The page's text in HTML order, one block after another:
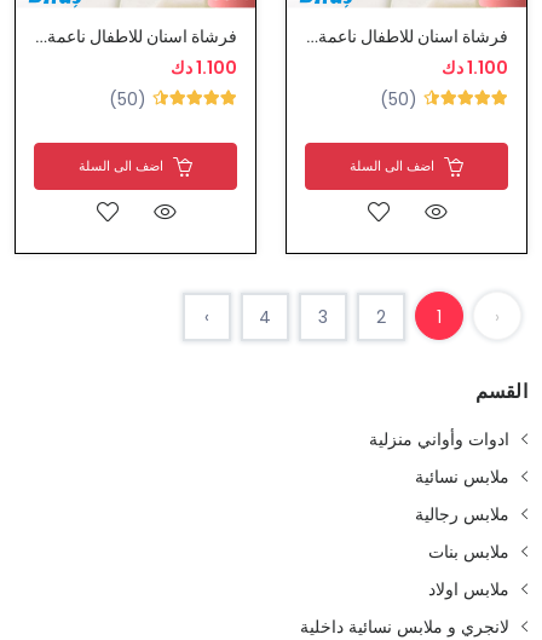
فرشاة اسنان للاطفال ناعمة مع غطاء و لعبة من ديفاس
1.100 دك
(50)
اضف الى السلة
فرشاة اسنان للاطفال ناعمة مع غطاء و لعبة من ديفاس
1.100 دك
(50)
اضف الى السلة
‹
1
2
3
4
›
القسم
ادوات وأواني منزلية
ملابس نسائية
ملابس رجالية
ملابس بنات
ملابس اولاد
لانجري و ملابس نسائية داخلية